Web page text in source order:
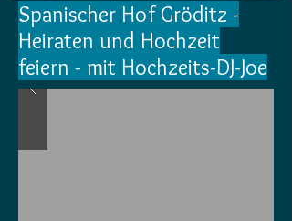
Spanischer Hof Gröditz -
Heiraten und Hochzeit
feiern - mit Hochzeits-DJ-Joe